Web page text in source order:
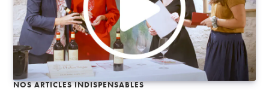
NOS ARTICLES INDISPENSABLES